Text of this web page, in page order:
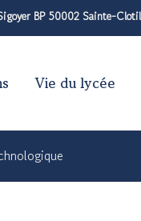
BP 50002 Sainte-
Vie du lycée